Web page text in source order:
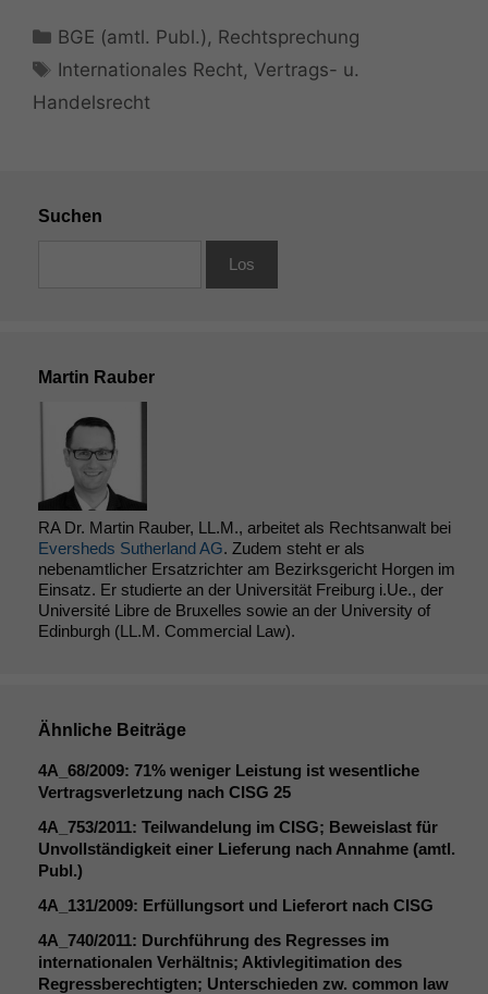
Kategorien
BGE (amtl. Publ.) , Rechtsprechung
Schlagwörter
Internationales Recht, Vertrags- u.
Handelsrecht
Suchen
Martin Rauber
RA Dr. Martin Rauber, LL.M., arbeitet als Rechtsanwalt bei
Eversheds Sutherland AG. Zudem steht er als
nebenamtlicher Ersatzrichter am Bezirksgericht Horgen im
Einsatz. Er studierte an der Universität Freiburg i.Ue., der
Université Libre de Bruxelles sowie an der University of
Edinburgh (LL.M. Commercial Law).
Ähnliche Beiträge
4A_68/2009: 71% weniger Leistung ist wesentliche
Vertragsverletzung nach CISG 25
4A_753/2011: Teilwandelung im CISG; Beweislast für
Unvollständigkeit einer Lieferung nach Annahme (amtl.
Publ.)
4A_131/2009: Erfüllungsort und Lieferort nach CISG
4A_740/2011: Durchführung des Regresses im
internationalen Verhältnis; Aktivlegitimation des
Regressberechtigten; Unterschieden zw. common law
dieser Website
sind optional.
Wenn Sie